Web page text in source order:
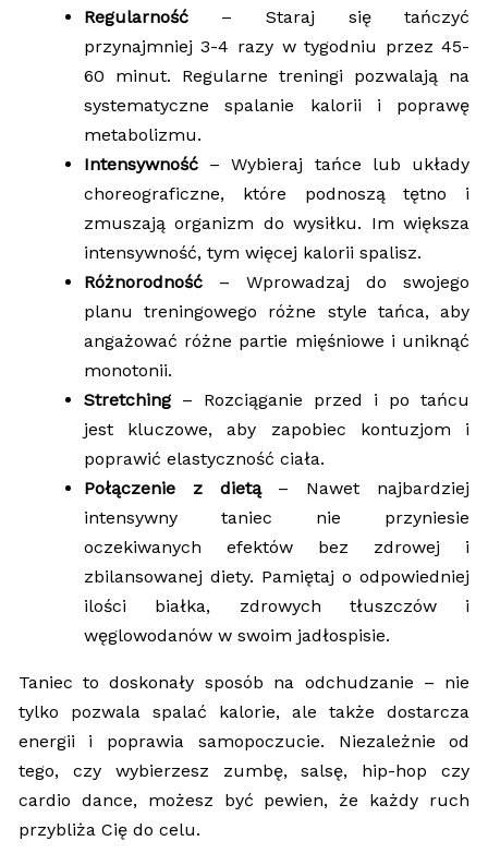
Regularność– Staraj się tańczyć
przynajmniej 3-4 razy w tygodniu przez 45-
60 minut. Regularne treningi pozwalają na
systematyczne spalanie kalorii i poprawę
metabolizmu.
Intensywność– Wybieraj tańce lub układy
choreograficzne, które podnoszą tętno i
zmuszają organizm do wysiłku. Im większa
intensywność, tym więcej kalorii spalisz.
Różnorodność– Wprowadzaj do swojego
planu treningowego różne style tańca, aby
angażować różne partie mięśniowe i uniknąć
monotonii.
Stretching– Rozciąganie przed i po tańcu
jest kluczowe, aby zapobiec kontuzjom i
poprawić elastyczność ciała.
Połączenie z dietą– Nawet najbardziej
intensywny taniec nie przyniesie
oczekiwanych efektów bez zdrowej i
zbilansowanej diety. Pamiętaj o odpowiedniej
ilości białka, zdrowych tłuszczów i
węglowodanów w swoim jadłospisie.
Taniec to doskonały sposób na odchudzanie – nie
tylko pozwala spalać kalorie, ale także dostarcza
energii i poprawia samopoczucie. Niezależnie od
tego, czy wybierzesz zumbę, salsę, hip-hop czy
cardio dance, możesz być pewien, że każdy ruch
przybliża Cię do celu.